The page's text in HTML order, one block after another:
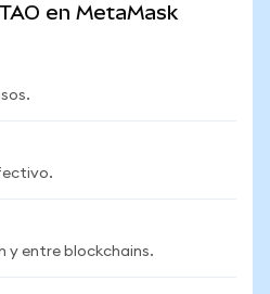
en MetaMask
y entre blockchains.